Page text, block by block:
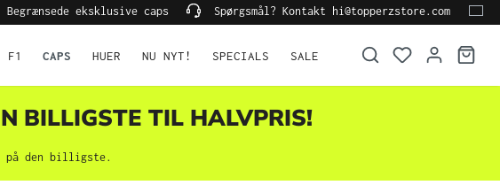
Begrænsede eksklusive caps Spørgsmål? Kontakt hi@topperzstore.com
F1 CAPS HUER NU NYT! SPECIALS SALE
BILLIGSTE TIL HALVPRIS!
på den billigste.